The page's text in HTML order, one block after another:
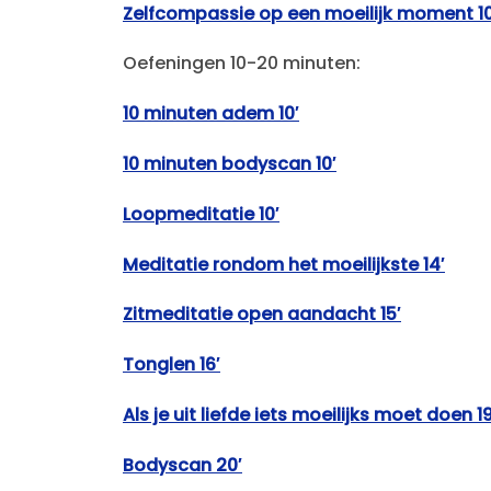
Zelfcompassie op een moeilijk moment
Oefeningen 10-20 minuten:
10 minuten adem 10′
10 minuten bodyscan 10′
Loopmeditatie 10′
Meditatie rondom het moeilijkste 14′
Zitmeditatie open aandacht 15′
Tonglen 16′
Als je uit liefde iets moeilijks moet doen
Bodyscan 20′